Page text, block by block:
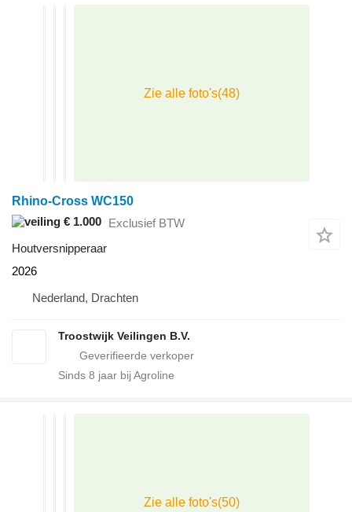
Rhino-Cross WC150
€ 1.000 Exclusief BTW
Houtversnipperaar
2026
Nederland, Drachten
Troostwijk Veilingen B.V.
Sinds 8 jaar bij Agroline